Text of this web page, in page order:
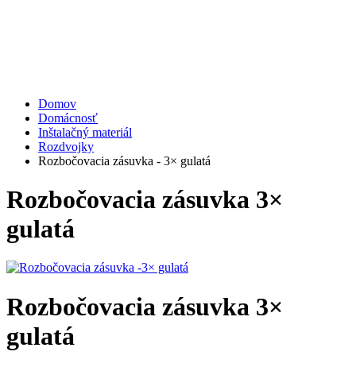
Domov
Domácnosť
Inštalačný materiál
Rozdvojky
Rozbočovacia zásuvka - 3× gulatá
Rozbočovacia zásuvka 3×
gulatá
Rozbočovacia zásuvka 3×
gulatá